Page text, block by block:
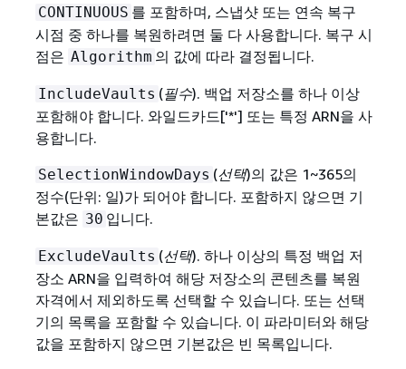
CONTINUOUS 를 포함하며, 스냅샷 또는 연속 복구
시점 중 하나를 복원하려면 둘 다 사용합니다. 복구 시
점은 Algorithm 의 값에 따라 결정됩니다.
IncludeVaults (필수). 백업 저장소를 하나 이상
포함해야 합니다. 와일드카드['*'] 또는 특정 ARN을 사
용합니다.
SelectionWindowDays (선택)의 값은 1~365의
정수(단위: 일)가 되어야 합니다. 포함하지 않으면 기
본값은 30 입니다.
ExcludeVaults (선택). 하나 이상의 특정 백업 저
장소 ARN을 입력하여 해당 저장소의 콘텐츠를 복원
자격에서 제외하도록 선택할 수 있습니다. 또는 선택
기의 목록을 포함할 수 있습니다. 이 파라미터와 해당
값을 포함하지 않으면 기본값은 빈 목록입니다.